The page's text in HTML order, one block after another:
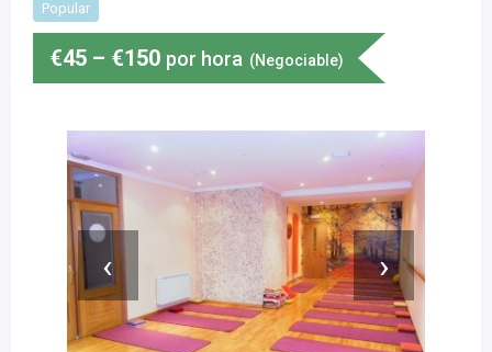
Popular
€45 – €150 por hora (Negociable)
‹ ›